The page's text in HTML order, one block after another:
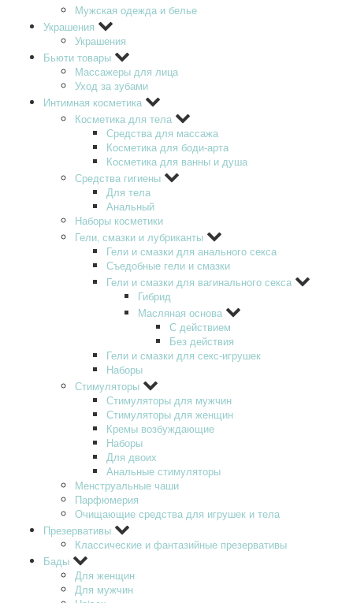
Мужская одежда и белье
Украшения
Украшения
Бьюти товары
Массажеры для лица
Уход за зубами
Интимная косметика
Косметика для тела
Средства для массажа
Косметика для боди-арта
Косметика для ванны и душа
Средства гигиены
Для тела
Анальный
Наборы косметики
Гели‚ смазки и лубриканты
Гели и смазки для анального секса
Съедобные гели и смазки
Гели и смазки для вагинального секса
Гибрид
Масляная основа
С действием
Без действия
Гели и смазки для секс-игрушек
Наборы
Стимуляторы
Стимуляторы для мужчин
Стимуляторы для женщин
Кремы возбуждающие
Наборы
Для двоих
Анальные стимуляторы
Менструальные чаши
Парфюмерия
Очищающие средства для игрушек и тела
Презервативы
Классические и фантазийные презервативы
Бады
Для женщин
Для мужчин